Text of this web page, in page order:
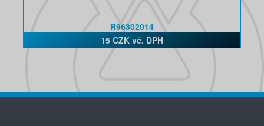
R96302014
15 CZK vč. DPH